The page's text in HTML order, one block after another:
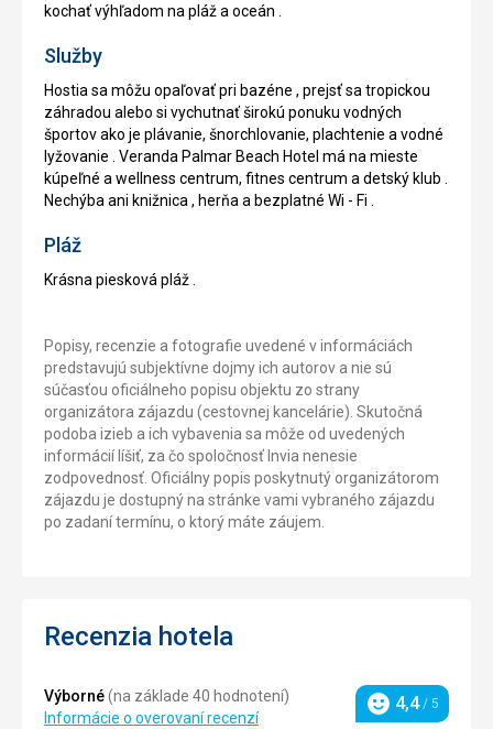
kochať výhľadom na pláž a oceán .
Služby
Hostia sa môžu opaľovať pri bazéne , prejsť sa tropickou
záhradou alebo si vychutnať širokú ponuku vodných
športov ako je plávanie, šnorchlovanie, plachtenie a vodné
lyžovanie . Veranda Palmar Beach Hotel má na mieste
kúpeľné a wellness centrum, fitnes centrum a detský klub .
Nechýba ani knižnica , herňa a bezplatné Wi - Fi .
Pláž
Krásna piesková pláž .
Popisy, recenzie a fotografie uvedené v informáciách
predstavujú subjektívne dojmy ich autorov a nie sú
súčasťou oficiálneho popisu objektu zo strany
organizátora zájazdu (cestovnej kancelárie). Skutočná
podoba izieb a ich vybavenia sa môže od uvedených
informácií líšiť, za čo spoločnosť Invia nenesie
zodpovednosť. Oficiálny popis poskytnutý organizátorom
zájazdu je dostupný na stránke vami vybraného zájazdu
po zadaní termínu, o ktorý máte záujem.
Recenzia hotela
Výborné(na základe 40 hodnotení)
Informácie o overovaní recenzí
Hodnotenie
4,4/ 5